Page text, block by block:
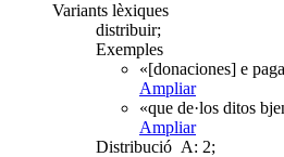
Variants lèxiques
distribuir;
Exemples
«[donaciones] e
Ampliar
«que de·los ditos
Ampliar
Distribució A: 2;